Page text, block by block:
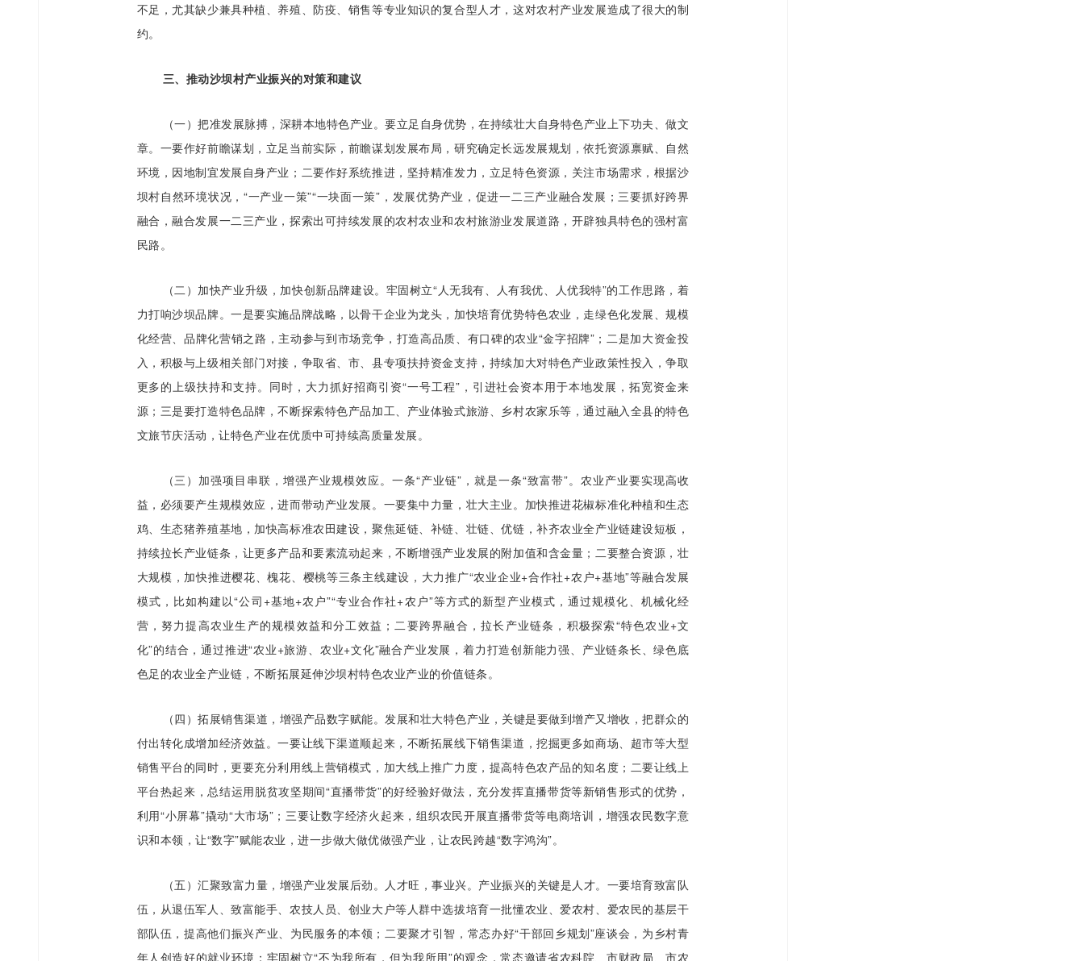
不足，尤其缺少兼具种植、养殖、防疫、销售等专业知识的复合型人才，这对农村产业发展造成了很大的制
约。
三、推动沙坝村产业振兴的对策和建议
（一）把准发展脉搏，深耕本地特色产业。要立足自身优势，在持续壮大自身特色产业上下功夫、做文
章。一要作好前瞻谋划，立足当前实际，前瞻谋划发展布局，研究确定长远发展规划，依托资源禀赋、自然
环境，因地制宜发展自身产业；二要作好系统推进，坚持精准发力，立足特色资源，关注市场需求，根据沙
坝村自然环境状况，“一产业一策”“一块面一策”，发展优势产业，促进一二三产业融合发展；三要抓好跨界
融合，融合发展一二三产业，探索出可持续发展的农村农业和农村旅游业发展道路，开辟独具特色的强村富
民路。
（二）加快产业升级，加快创新品牌建设。牢固树立“人无我有、人有我优、人优我特”的工作思路，着
力打响沙坝品牌。一是要实施品牌战略，以骨干企业为龙头，加快培育优势特色农业，走绿色化发展、规模
化经营、品牌化营销之路，主动参与到市场竞争，打造高品质、有口碑的农业“金字招牌”；二是加大资金投
入，积极与上级相关部门对接，争取省、市、县专项扶持资金支持，持续加大对特色产业政策性投入，争取
更多的上级扶持和支持。同时，大力抓好招商引资“一号工程”，引进社会资本用于本地发展，拓宽资金来
源；三是要打造特色品牌，不断探索特色产品加工、产业体验式旅游、乡村农家乐等，通过融入全县的特色
文旅节庆活动，让特色产业在优质中可持续高质量发展。
（三）加强项目串联，增强产业规模效应。一条“产业链”，就是一条“致富带”。农业产业要实现高收
益，必须要产生规模效应，进而带动产业发展。一要集中力量，壮大主业。加快推进花椒标准化种植和生态
鸡、生态猪养殖基地，加快高标准农田建设，聚焦延链、补链、壮链、优链，补齐农业全产业链建设短板，
持续拉长产业链条，让更多产品和要素流动起来，不断增强产业发展的附加值和含金量；二要整合资源，壮
大规模，加快推进樱花、槐花、樱桃等三条主线建设，大力推广“农业企业+合作社+农户+基地”等融合发展
模式，比如构建以“公司+基地+农户”“专业合作社+农户”等方式的新型产业模式，通过规模化、机械化经
营，努力提高农业生产的规模效益和分工效益；二要跨界融合，拉长产业链条，积极探索“特色农业+文
化”的结合，通过推进“农业+旅游、农业+文化”融合产业发展，着力打造创新能力强、产业链条长、绿色底
色足的农业全产业链，不断拓展延伸沙坝村特色农业产业的价值链条。
（四）拓展销售渠道，增强产品数字赋能。发展和壮大特色产业，关键是要做到增产又增收，把群众的
付出转化成增加经济效益。一要让线下渠道顺起来，不断拓展线下销售渠道，挖掘更多如商场、超市等大型
销售平台的同时，更要充分利用线上营销模式，加大线上推广力度，提高特色农产品的知名度；二要让线上
平台热起来，总结运用脱贫攻坚期间“直播带货”的好经验好做法，充分发挥直播带货等新销售形式的优势，
利用“小屏幕”撬动“大市场”；三要让数字经济火起来，组织农民开展直播带货等电商培训，增强农民数字意
识和本领，让“数字”赋能农业，进一步做大做优做强产业，让农民跨越“数字鸿沟”。
（五）汇聚致富力量，增强产业发展后劲。人才旺，事业兴。产业振兴的关键是人才。一要培育致富队
伍，从退伍军人、致富能手、农技人员、创业大户等人群中选拔培育一批懂农业、爱农村、爱农民的基层干
部队伍，提高他们振兴产业、为民服务的本领；二要聚才引智，常态办好“干部回乡规划”座谈会，为乡村青
年人创造好的就业环境；牢固树立“不为我所有，但为我所用”的观念，常态邀请省农科院、市财政局、市农